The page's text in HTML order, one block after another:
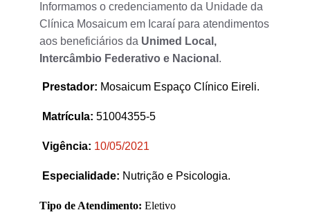
Informamos o credenciamento da Unidade da
Clínica Mosaicum em Icaraí para atendimentos
aos beneficiários da Unimed Local,
Intercâmbio Federativo e Nacional .
Prestador: Mosaicum Espaço Clínico Eireli.
Matrícula: 51004355-5
Vigência: 10/05/2021
Especialidade: Nutrição e Psicologia.
Tipo de Atendimento: Eletivo